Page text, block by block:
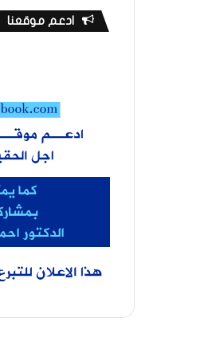
ادعم موقعنا